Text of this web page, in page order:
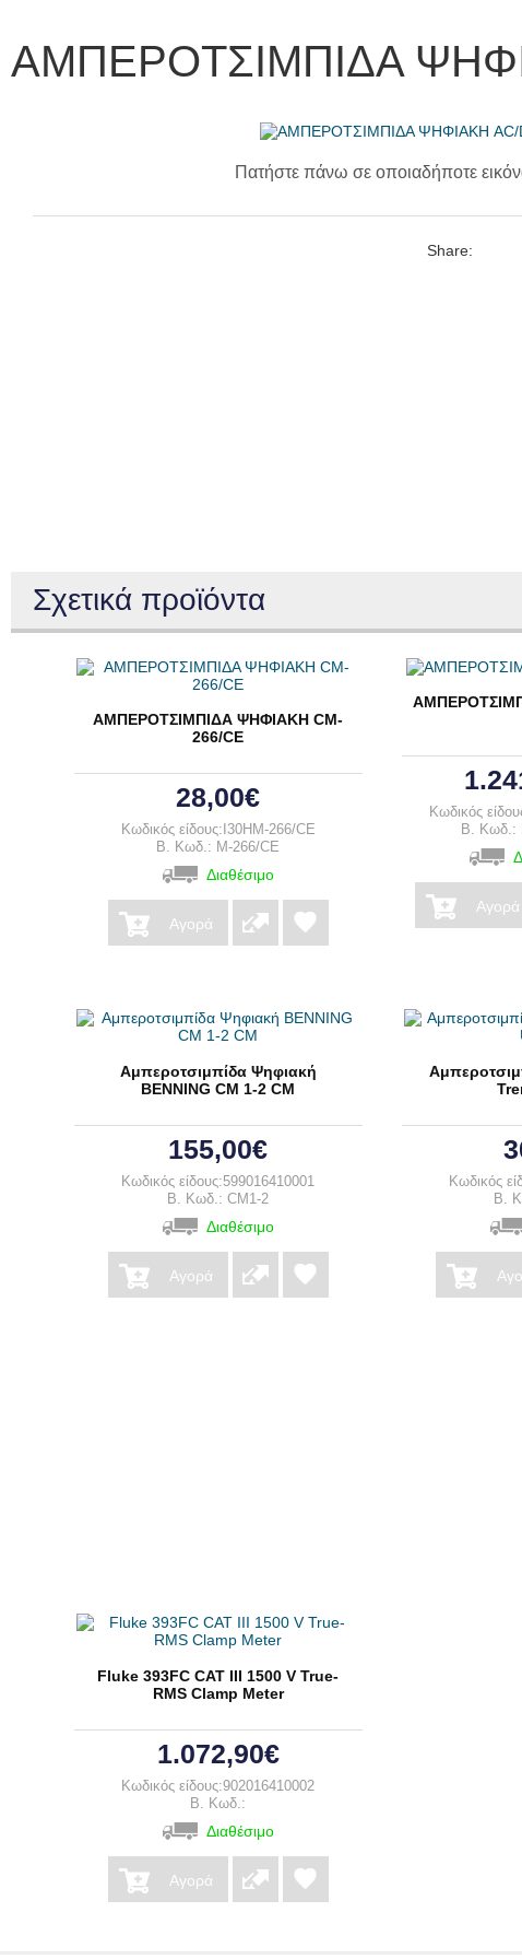
ΑΜΠΕΡΟΤΣΙΜΠΙΔΑ
Πατήστε πάνω σε οποιαδήποτε
Share:
Σχετικά προϊόντα
ΑΜΠΕΡΟΤΣΙΜΠΙΔΑ ΨΗΦΙΑΚΗ CM-
266/CE
28,00€
Κωδικός είδους:I30HM-266/CE
B. Κωδ.: M-266/CE
Διαθέσιμο
Αγορά
Κωδικός
B. Κωδ.:
Αγορά
Αμπεροτσιμπίδα Ψηφιακή
BENNING CM 1-2 CM
155,00€
Κωδικός είδους:599016410001
B. Κωδ.: CM1-2
Διαθέσιμο
Αγορά
Κωδικός
B.
Fluke 393FC CAT III 1500 V True-
RMS Clamp Meter
1.072,90€
Κωδικός είδους:902016410002
B. Κωδ.:
Διαθέσιμο
Αγορά